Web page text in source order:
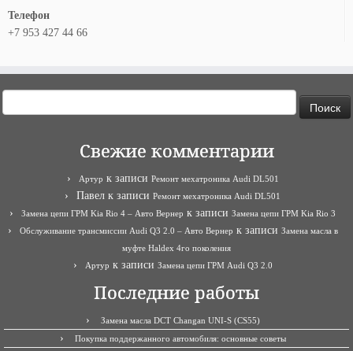
Телефон
+7 953 427 44 66
Свежие комментарии
Артур к записи Ремонт мехатроника Audi DL501
Павел к записи Ремонт мехатроника Audi DL501
Замена цепи ГРМ Kia Rio 4 – Авто Вернер к записи Замена цепи ГРМ Kia Rio 3
Обслуживание трансмиссии Audi Q3 2.0 – Авто Вернер к записи Замена масла в
муфте Haldex 4го поколения
Артур к записи Замена цепи ГРМ Audi Q3 2.0
Последние работы
Замена масла DCT Changan UNI-S (CS55)
Покупка поддержанного автомобиля: основные советы